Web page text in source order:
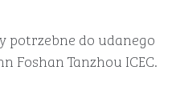
potrzebne do udanego
Foshan Tanzhou ICEC.